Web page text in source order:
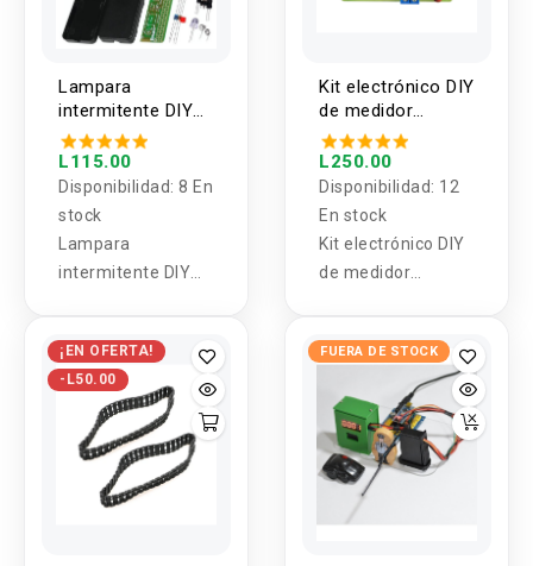
Lampara
intermitente DIY
FLA-1
L115.00
Disponibilidad: 8 En
stock
Lampara
intermitente DIY
Kit electrónico DIY
de medidor
ultrasónico de
distancia
L250.00
Disponibilidad: 12
En stock
Kit electrónico DIY
de medidor
¡EN OFERTA!
-L50.00
FUERA DE STOCK